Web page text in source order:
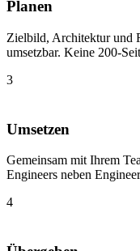
Planen
Zielbild, Architektur und
umsetzbar. Keine 200-
3
Umsetzen
Gemeinsam mit Ihrem
Engineers neben
4